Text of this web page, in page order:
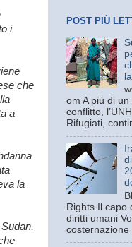
i
che
a
la
POST PIÙ
om A più di un
conflitto,
Rifugiati,
Rights Il capo
diritti umani
costernazione